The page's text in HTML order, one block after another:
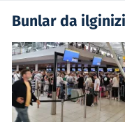
Bunlar da